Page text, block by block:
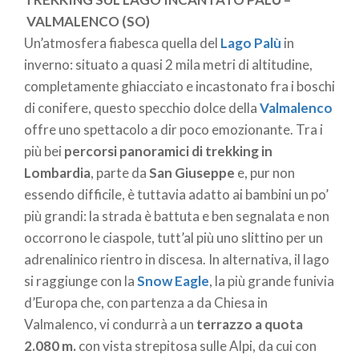
potranno affrontare anche in notturna, muniti di pila
STALATTITI DI GHIACCIO SULLA VIA MALA
(BS)
Cercate una destinazione originale per una
ghiacciata gita domenicale con i bambini? Sappiate
che i vertiginosi strapiombi della storica
Via Mala
del Dezzo
, nella bergamasca, d’inverno si fanno
ancor più interessanti per le stupefacenti
cascate di
ghiaccio
che si formano con le basse temperature.
Qui un percorso turistico di poco più di un
chilometro, un tempo collegante la
Val di Scalve
, è stato messo completamente
VALMALENCO (SO)
Un’atmosfera fiabesca quella del Lago Palù in
inverno: situato a quasi 2 mila metri di altitudine,
completamente ghiacciato e incastonato fra i boschi
di conifere, questo specchio dolce dellaValmalenco
offre uno spettacolo a dir poco emozionante. Tra i
più bei percorsi panoramici di trekking in
Lombardia, parte daSan Giuseppe e, pur non
essendo difficile, è tuttavia adatto ai bambini un po’
più grandi: la strada è battuta e ben segnalata e non
occorrono le ciaspole, tutt’al più uno slittino per un
adrenalinico rientro in discesa. In alternativa, il lago
si raggiunge con laSnow Eagle, la più grande funivia
d’Europa che, con partenza a da Chiesa in
Valmalenco, vi condurrà a un terrazzo a quota
2.080 m. con vista strepitosa sulle Alpi, da cui con